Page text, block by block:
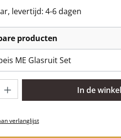
levertijd: 4-6 dagen
producten
ME Glasruit Set
Voer de gewenste
In de
verlanglijst